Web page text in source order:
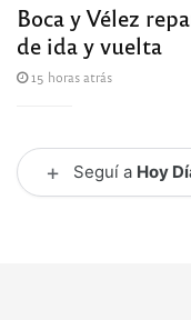
Boca y Vélez
de ida y vuelta
15 horas atrás
+ Seguí a Hoy